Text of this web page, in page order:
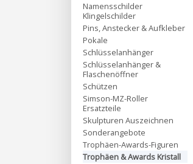
Namensschilder
Klingelschilder
Pins, Anstecker & Aufkleber
Pokale
Schlüsselanhänger
Schlüsselanhänger &
Flaschenöffner
Schützen
Simson-MZ-Roller
Ersatzteile
Skulpturen Auszeichnen
Sonderangebote
Trophäen-Awards-Figuren
Trophäen & Awards Kristall